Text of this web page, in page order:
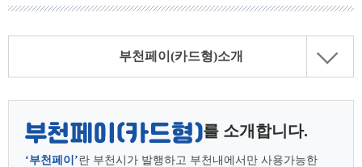
부천페이(카드형)소개
를 소개합니다.
‘부천페이’란 부천시가 발행하고 부천내에서만 사용가능한